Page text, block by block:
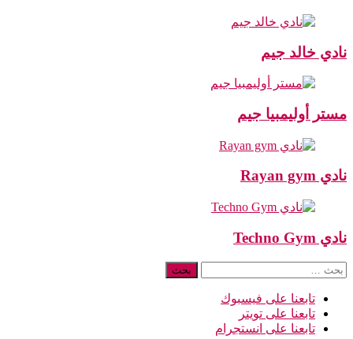
نادي خالد جيم
مستر أوليمبيا جيم
نادي Rayan gym
نادي Techno Gym
البحث
تابعنا على فيسبوك
تابعنا على تويتر
تابعنا على انستجرام